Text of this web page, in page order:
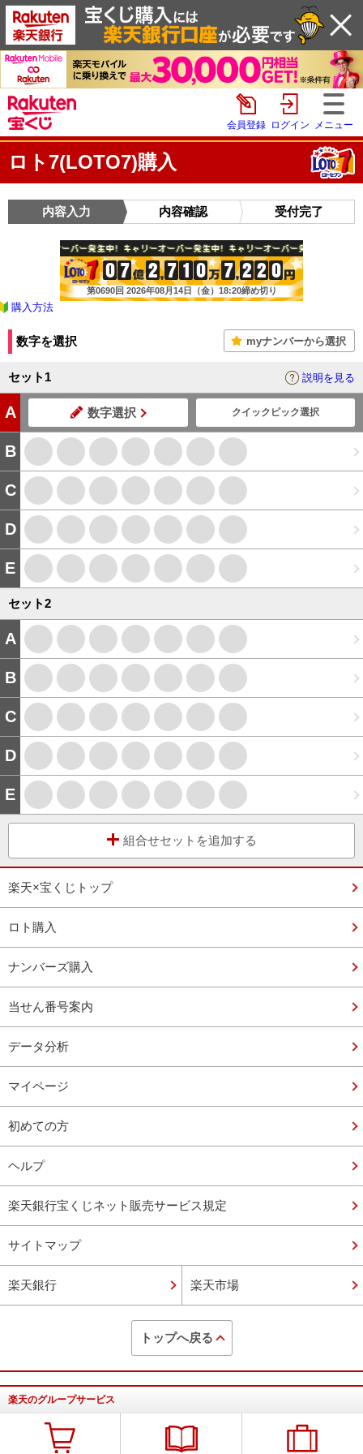
会員登録 ログイン メニュー
ロト7(LOTO7)購入
内容入力 内容確認 受付完了
0 7 2 7 1 0 7 2 2 0
第0690回 2026年08月14日（金）18:20締め切り
購入方法
数字を選択 myナンバーから選択
セット 1 説明を見る
A 数字選択 クイックピック選択
B
C
D
E
セット2
A
B
C
D
E
組合せセットを追加する
楽天×宝くじトップ
ロト購入
ナンバーズ購入
当せん番号案内
データ分析
マイページ
初めての方
ヘルプ
楽天銀行宝くじネット販売サービス規定
サイトマップ
楽天銀行 楽天市場
トップへ戻る
楽天のグループサービス